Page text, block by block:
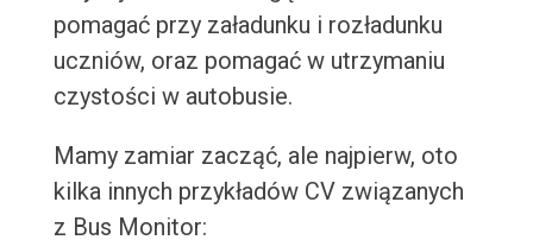
pomagać przy załadunku i rozładunku
uczniów, oraz pomagać w utrzymaniu
czystości w autobusie.
Mamy zamiar zacząć, ale najpierw, oto
kilka innych przykładów CV związanych
z Bus Monitor: